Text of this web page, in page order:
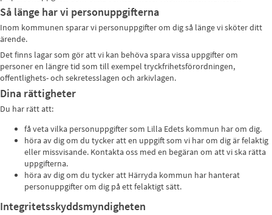
Så länge har vi personuppgifterna
Inom kommunen sparar vi personuppgifter om dig så länge vi sköter ditt
ärende.
Det finns lagar som gör att vi kan behöva spara vissa uppgifter om
personer en längre tid som till exempel tryckfrihetsförordningen,
offentlighets- och sekretesslagen och arkivlagen.
Dina rättigheter
Du har rätt att:
få veta vilka personuppgifter som Lilla Edets kommun har om dig.
höra av dig om du tycker att en uppgift som vi har om dig är felaktig
eller missvisande. Kontakta oss med en begäran om att vi ska rätta
uppgifterna.
höra av dig om du tycker att Härryda kommun har hanterat
personuppgifter om dig på ett felaktigt sätt.
Integritetsskyddsmyndigheten